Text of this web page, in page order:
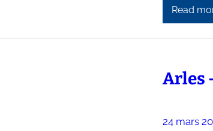
Read
Arles
24 mars